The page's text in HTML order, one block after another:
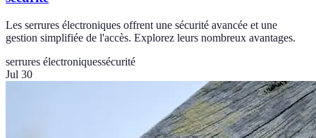
Les serrures électroniques offrent une sécurité avancée et une
gestion simplifiée de l'accès. Explorez leurs nombreux avantages.
serrures électroniquessécurité
Jul 30